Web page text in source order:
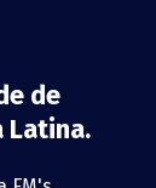
de
Latina.